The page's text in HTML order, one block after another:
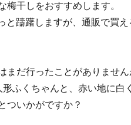
干しをおすすめします。
躊躇しますが、通販で買
まだ行ったことがありませ
ふくちゃんと、赤い地に白
ついかがですか？